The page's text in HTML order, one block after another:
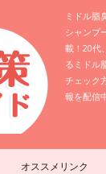
ミドル脂
シャンプ
載！20代
るミドル
チェック
報を配信
オススメリンク